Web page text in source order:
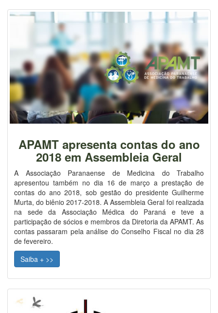
APAMT apresenta contas do ano
2018 em Assembleia Geral
A Associação Paranaense de Medicina do Trabalho
apresentou também no dia 16 de março a prestação de
contas do ano 2018, sob gestão do presidente Guilherme
Murta, do biênio 2017-2018. A Assembleia Geral foi realizada
na sede da Associação Médica do Paraná e teve a
participação de sócios e membros da Diretoria da APAMT. As
contas passaram pela análise do Conselho Fiscal no dia 28
de fevereiro.
Saiba + >>